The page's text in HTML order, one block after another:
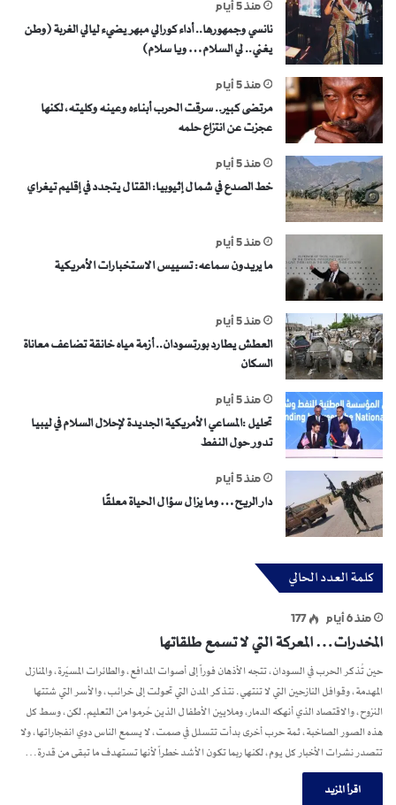
منذ 5 أيام
نانسي وجمهورها.. أداء كورالي مبهر يضيء ليالي الغربة (وطن
يغني.. لي السلام… ويا سلام)
منذ 5 أيام
مرتضى كبير.. سرقت الحرب أبناءه وعينه وكليته، لكنها
عجزت عن انتزاع حلمه
منذ 5 أيام
خط الصدع في شمال إثيوبيا: القتال يتجدد في إقليم تيغراي
منذ 5 أيام
ما يريدون سماعه: تسييس الاستخبارات الأمريكية
منذ 5 أيام
العطش يطارد بورتسودان.. أزمة مياه خانقة تضاعف معاناة
السكان
منذ 5 أيام
تحليل :المساعي الأمريكية الجديدة لإحلال السلام في ليبيا
تدور حول النفط
منذ 5 أيام
دار الريح… وما يزال سؤال الحياة معلقًا
كلمة العدد الحالي
منذ 6 أيام 177
المخدرات… المعركة التي لا تسمع طلقاتها
حين تُذكر الحرب في السودان، تتجه الأذهان فوراً إلى أصوات المدافع، والطائرات المسيّرة، والمنازل
المهدمة، وقوافل النازحين التي لا تنتهي. نتذكر المدن التي تحولت إلى خرائب، والأسر التي شتتها
النزوح، والاقتصاد الذي أنهكه الدمار، وملايين الأطفال الذين حُرموا من التعليم. لكن، وسط كل
هذه الصور الصاخبة، ثمة حرب أخرى بدأت تتسلل في صمت، لا يسمع الناس دوي انفجاراتها، ولا
تتصدر نشرات الأخبار كل يوم، لكنها ربما تكون الأشد خطراً لأنها تستهدف ما تبقى من قدرة…
اقرأ المزيد